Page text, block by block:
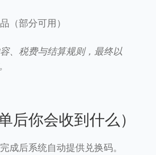
（部分可用）
、税费与结算规则，最终以
后你会收到什么）
成后系统自动提供兑换码。